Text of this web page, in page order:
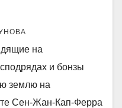
на
и бонзы
землю на
Сен-Жан-Кап-Ферра